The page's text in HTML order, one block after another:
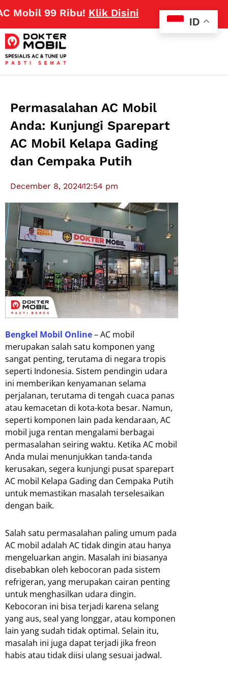
99 Ribu!Klik Disini
Permasalahan AC Mobil
Anda: Kunjungi Sparepart
AC Mobil Kelapa Gading
dan Cempaka Putih
December 8, 202412:54 pm
Bengkel Mobil Online– AC mobil
merupakan salah satu komponen yang
sangat penting, terutama di negara tropis
seperti Indonesia. Sistem pendingin udara
ini memberikan kenyamanan selama
perjalanan, terutama di tengah cuaca panas
atau kemacetan di kota-kota besar. Namun,
seperti komponen lain pada kendaraan, AC
mobil juga rentan mengalami berbagai
permasalahan seiring waktu. Ketika AC mobil
Anda mulai menunjukkan tanda-tanda
kerusakan, segera kunjungi pusat sparepart
AC mobil Kelapa Gading dan Cempaka Putih
untuk memastikan masalah terselesaikan
dengan baik.
Salah satu permasalahan paling umum pada
AC mobil adalah AC tidak dingin atau hanya
mengeluarkan angin. Masalah ini biasanya
disebabkan oleh kebocoran pada sistem
refrigeran, yang merupakan cairan penting
untuk menghasilkan udara dingin.
Kebocoran ini bisa terjadi karena selang
yang aus, seal yang longgar, atau komponen
lain yang sudah tidak optimal. Selain itu,
masalah ini juga dapat terjadi jika freon
habis atau tidak diisi ulang sesuai jadwal.
ID